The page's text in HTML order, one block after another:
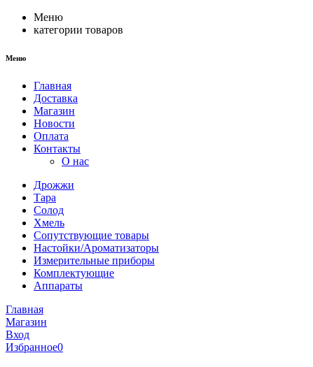
Меню
категории товаров
Меню
Главная
Доставка
Магазин
Новости
Оплата
Контакты
О нас
Дрожжи
Тара
Солод
Хмель
Сопутствующие товары
Настойки/Ароматизаторы
Измерительные приборы
Комплектующие
Аппараты
Главная
Магазин
Вход
Избранное0